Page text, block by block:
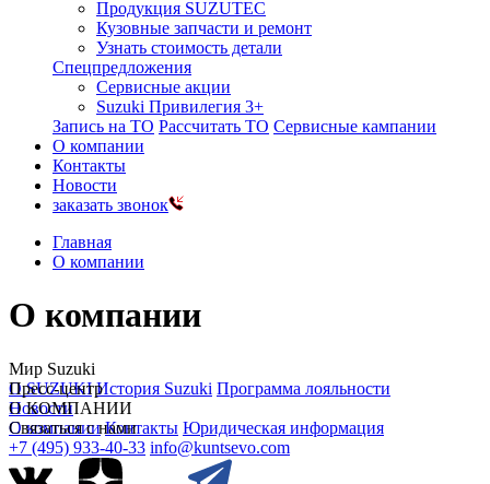
Продукция SUZUTEC
Кузовные запчасти и ремонт
Узнать стоимость детали
Спецпредложения
Сервисные акции
Suzuki Привилегия 3+
Запись на ТО Рассчитать ТО Сервисные кампании
О компании
Контакты
Новости
заказать звонок
Главная
О компании
О компании
Мир Suzuki
О SUZUKI История Suzuki Программа лояльности
Пресс-центр
Новости
О КОМПАНИИ
О компании Контакты Юридическая информация
Связаться с нами
+7 (495) 933-40-33 info@kuntsevo.com